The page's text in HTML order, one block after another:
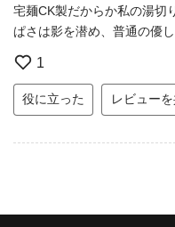
宅麺CK製だからか私の湯切
ぱさは影を潜め、普通の優
1
役に立った レビュー